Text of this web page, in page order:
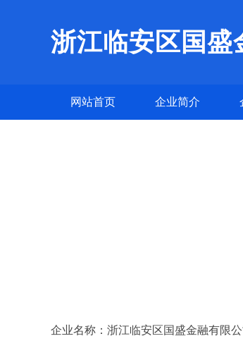
浙江临安区国盛
网站首页 企业简介
企业名称：浙江临安区国盛金融有限公